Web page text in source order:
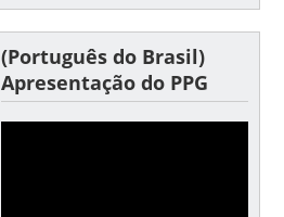
(Português do Brasil)
Apresentação do PPG